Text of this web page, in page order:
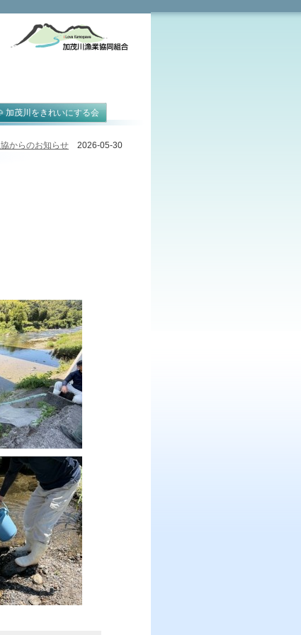
加茂川をきれいにする会
からのお知らせ 2026-05-30